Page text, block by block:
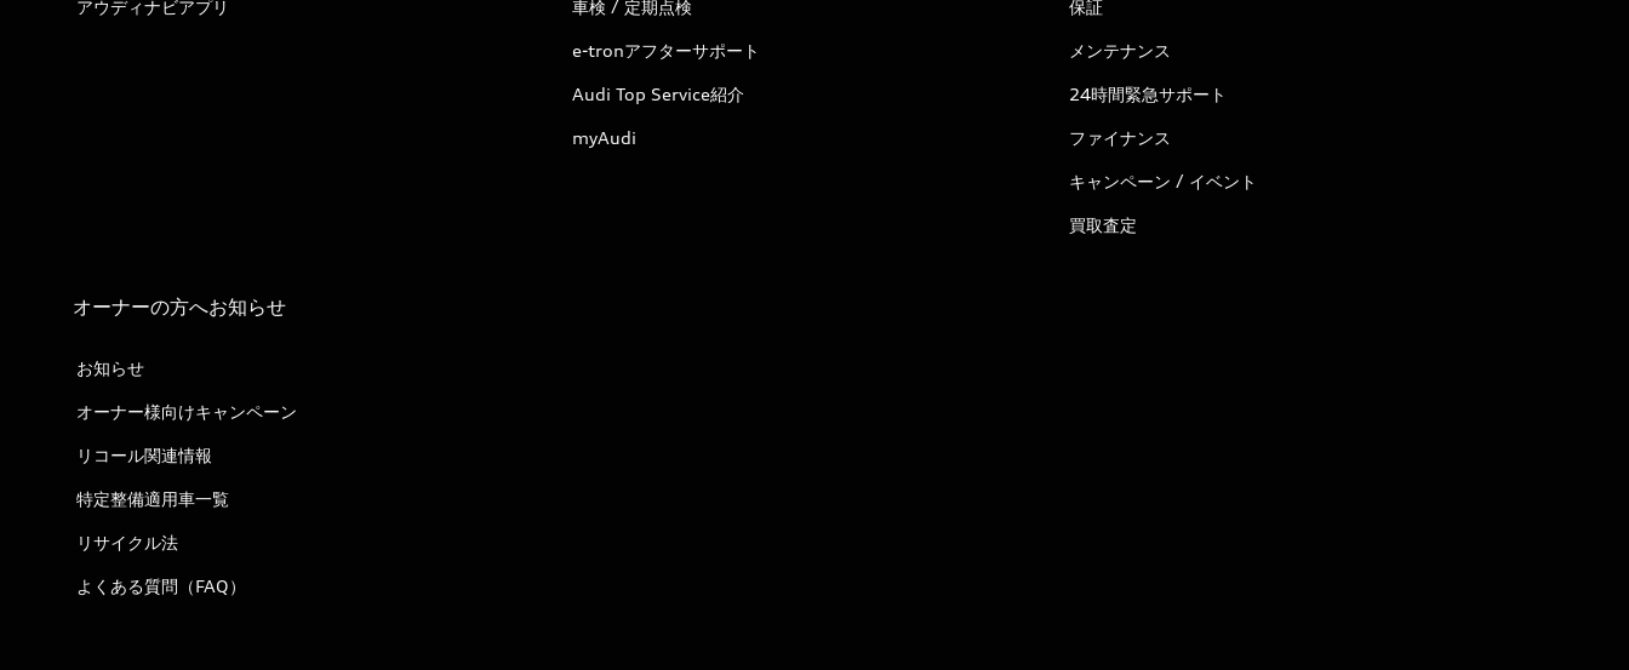
アウディナビアプリ 車検 / 定期点検
e-tronアフターサポート
Audi Top Service紹介
myAudi
保証
メンテナンス
24時間緊急サポート
ファイナンス
キャンペーン / イベント
買取査定
オーナーの方へお知らせ
お知らせ
オーナー様向けキャンペーン
リコール関連情報
特定整備適用車一覧
リサイクル法
よくある質問（FAQ）